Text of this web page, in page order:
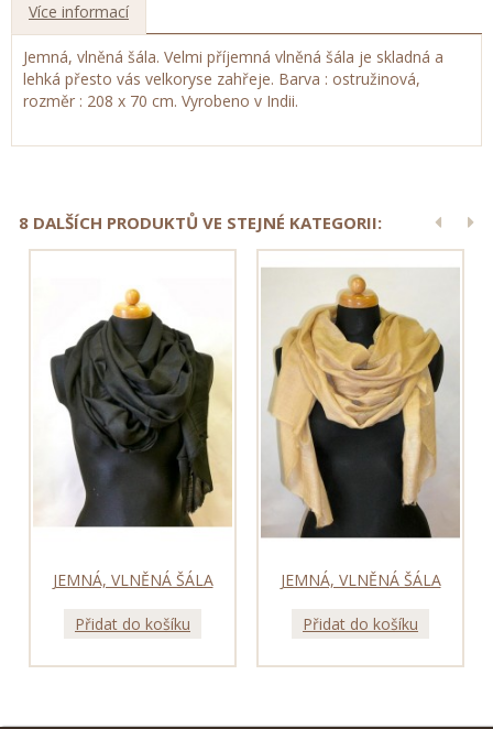
Více informací
Jemná, vlněná šála. Velmi příjemná vlněná šála je skladná a
lehká přesto vás velkoryse zahřeje. Barva : ostružinová,
rozměr : 208 x 70 cm. Vyrobeno v Indii.
8 DALŠÍCH PRODUKTŮ VE STEJNÉ KATEGORII:
JEMNÁ, VLNĚNÁ ŠÁLA
Přidat do košíku
JEMNÁ, VLNĚNÁ ŠÁLA
Přidat do košíku